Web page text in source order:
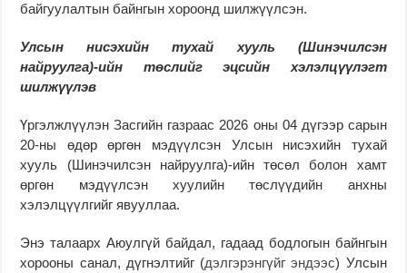
байгуулалтын байнгын хороонд шилжүүлсэн.
Улсын нисэхийн тухай хууль (Шинэчилсэн
найруулга)-ийн төслийг эцсийн хэлэлцүүлэгт
шилжүүлэв
Үргэлжлүүлэн Засгийн газраас 2026 оны 04 дүгээр сарын
20-ны өдөр өргөн мэдүүлсэн Улсын нисэхийн тухай
хууль (Шинэчилсэн найруулга)-ийн төсөл болон хамт
өргөн мэдүүлсэн хуулийн төслүүдийн анхны
хэлэлцүүлгийг явууллаа.
Энэ талаарх Аюулгүй байдал, гадаад бодлогын байнгын
хорооны санал, дүгнэлтийг (дэлгэрэнгүйг эндээс) Улсын